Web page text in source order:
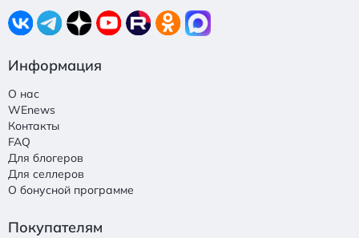
Информация
О нас
WEnews
Контакты
FAQ
Для блогеров
Для селлеров
О бонусной программе
Покупателям